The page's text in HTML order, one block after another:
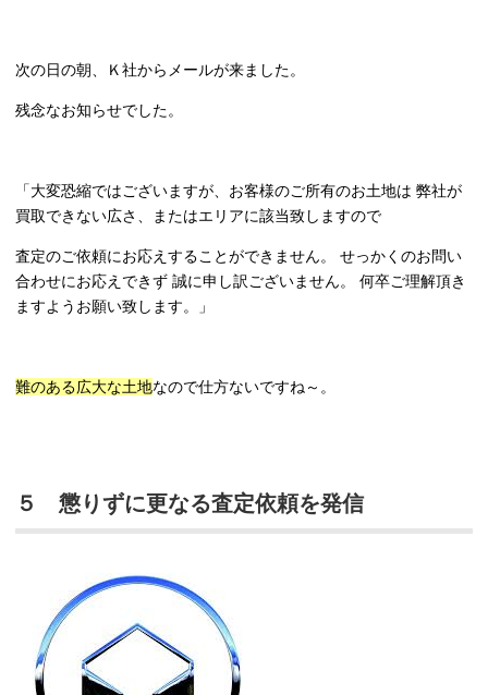
次の日の朝、Ｋ社からメールが来ました。
残念なお知らせでした。
「大変恐縮ではございますが、お客様のご所有のお土地は 弊社が
買取できない広さ、またはエリアに該当致しますので
査定のご依頼にお応えすることができません。 せっかくのお問い
合わせにお応えできず 誠に申し訳ございません。 何卒ご理解頂き
ますようお願い致します。」
難のある広大な土地なので仕方ないですね～。
５ 懲りずに更なる査定依頼を発信